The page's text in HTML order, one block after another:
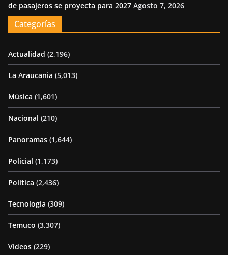
de pasajeros se proyecta para 2027 Agosto 7, 2026
Categorías
Actualidad (2,196)
La Araucania (5,013)
Música (1,601)
Nacional (210)
Panoramas (1,644)
Policial (1,173)
Política (2,436)
Tecnología (309)
Temuco (3,307)
Videos (229)